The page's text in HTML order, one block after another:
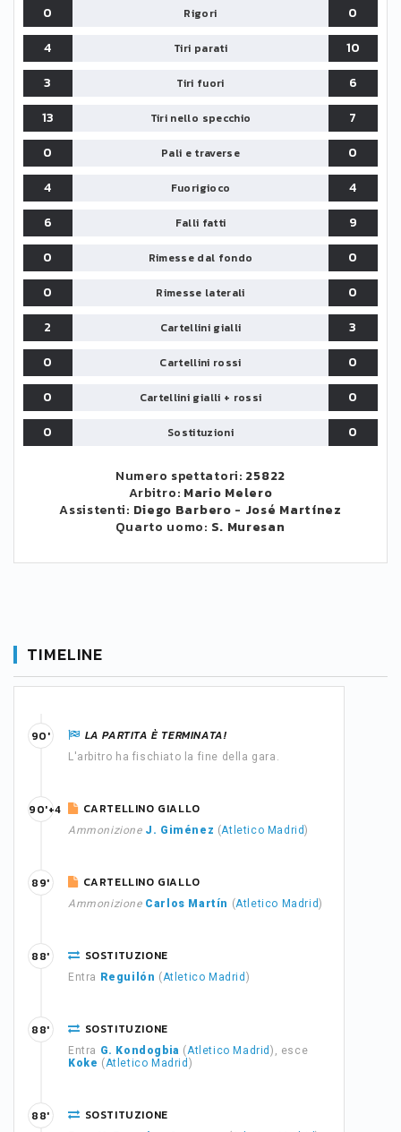
0 Rigori
0
4
Tiri parati
10
3
Tiri fuori
6
13
Tiri nello specchio
7
0
Pali e traverse
0
4
Fuorigioco
4
6
Falli fatti
9
0
Rimesse dal fondo
0
0
Rimesse laterali
0
2
Cartellini gialli
3
0
Cartellini rossi
0
0
Cartellini gialli + rossi
0
0
Sostituzioni 0
Numero spettatori: 25822
Arbitro: Mario Melero
Assistenti: Diego Barbero - José Martínez
Quarto uomo: S. Muresan
TIMELINE
LA PARTITA È TERMINATA!
L'arbitro ha fischiato la fine della gara.
90'
CARTELLINO GIALLO
Ammonizione J. Giménez (Atletico Madrid)
90'+4
CARTELLINO GIALLO
Ammonizione Carlos Martín (Atletico Madrid)
89'
SOSTITUZIONE
Entra Reguilón (Atletico Madrid )
88'
SOSTITUZIONE
Entra G. Kondogbia (Atletico Madrid), esce
Koke (Atletico Madrid )
88'
SOSTITUZIONE
88'